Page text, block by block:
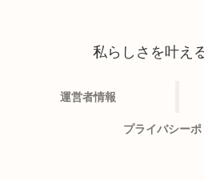
私らしさを叶え
運営者情報
プライバシー